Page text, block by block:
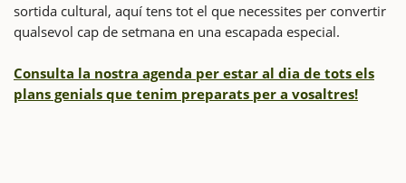
sortida cultural, aquí tens tot el que necessites per convertir
qualsevol cap de setmana en una escapada especial.
Consulta la nostra agenda per estar al dia de tots els
plans genials que tenim preparats per a vosaltres!